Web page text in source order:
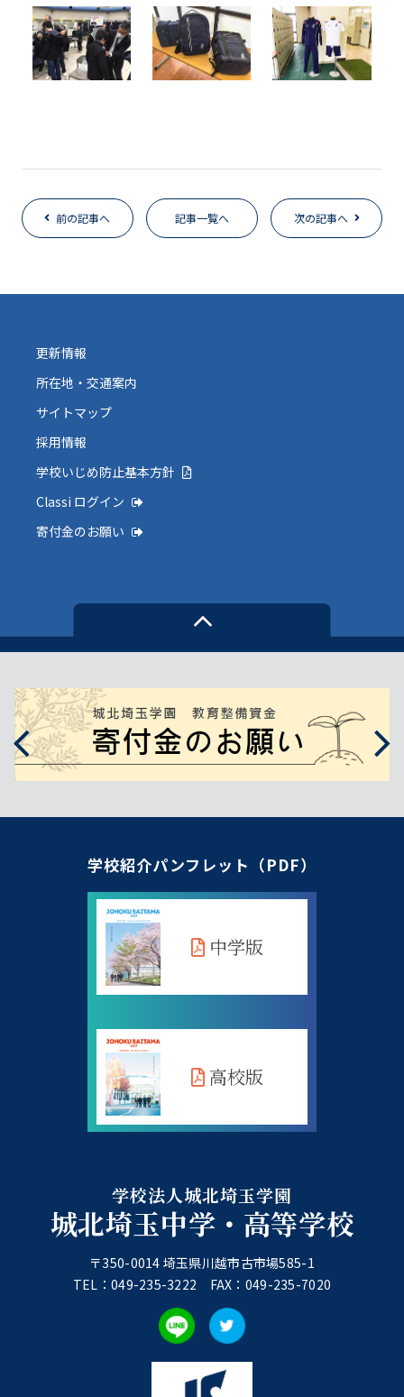
前の記事へ 記事一覧へ 次の記事へ
更新情報
所在地・交通案内
サイトマップ
採用情報
学校いじめ防止基本方針
Classi ログイン
寄付金のお願い
学校法人城北埼玉学園
城北埼玉中学・高等学校
〒350-0014 埼玉県川越市古市場585-1
TEL：049-235-3222 FAX：049-235-7020
学校紹介パンフレット（PDF）
中学版
高校版